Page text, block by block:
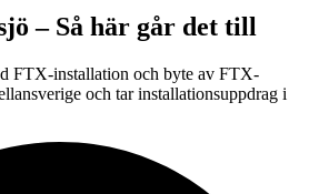
– Så här går det till
FTX-installation och byte av FTX-
och tar installationsuppdrag i